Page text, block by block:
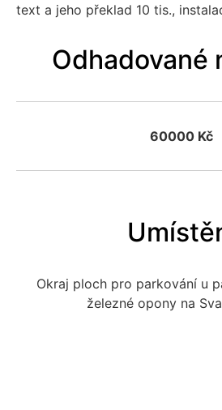
text a jeho překlad 10 tis.,
Odhadované
60000 Kč
Okraj ploch pro parkování u
železné opony na